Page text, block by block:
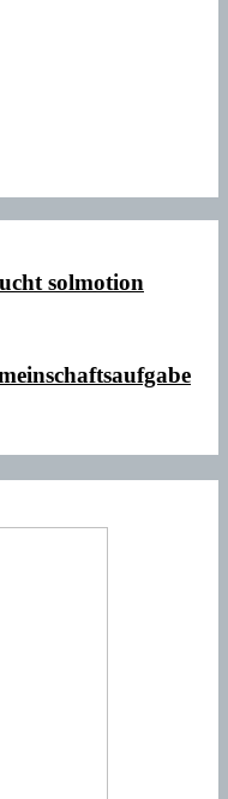
solmotion